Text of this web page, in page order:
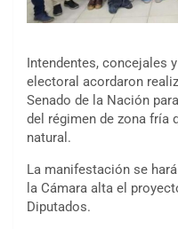
Intendentes, concejales
electoral acordaron
Senado de la Nación
del régimen de zona fría
natural.
La manifestación se
la Cámara alta el
Diputados.